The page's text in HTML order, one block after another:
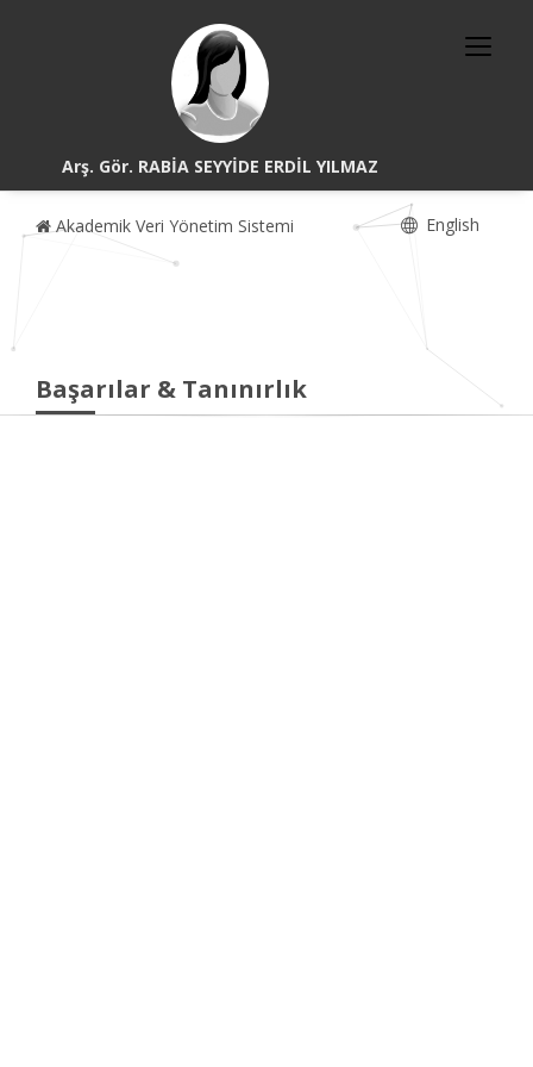
Arş. Gör. RABİA SEYYİDE ERDİL YILMAZ
Akademik Veri Yönetim Sistemi English
Başarılar & Tanınırlık